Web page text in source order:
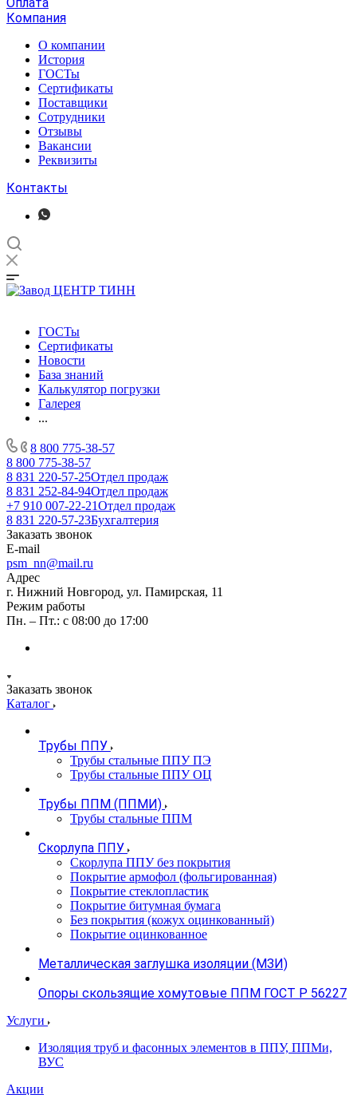
Компания
О компании
История
ГОСТы
Сертификаты
Поставщики
Сотрудники
Отзывы
Вакансии
Реквизиты
Контакты
ГОСТы
Сертификаты
Новости
База знаний
Калькулятор погрузки
Галерея
...
8 800 775-38-57
8 800 775-38-57
8 831 220-57-25Отдел продаж
8 831 252-84-94Отдел продаж
+7 910 007-22-21Отдел продаж
8 831 220-57-23Бухгалтерия
Заказать звонок
E-mail
psm_nn@mail.ru
Адрес
г. Нижний Новгород, ул. Памирская, 11
Режим работы
Пн. – Пт.: с 08:00 до 17:00
Заказать звонок
Каталог
Трубы ППУ
Трубы стальные ППУ ПЭ
Трубы стальные ППУ ОЦ
Трубы ППМ (ППМИ)
Трубы стальные ППМ
Скорлупа ППУ
Скорлупа ППУ без покрытия
Покрытие армофол (фольгированная)
Покрытие стеклопластик
Покрытие битумная бумага
Без покрытия (кожух оцинкованный)
Покрытие оцинкованное
Металлическая заглушка изоляции (МЗИ)
Опоры скользящие хомутовые ППМ ГОСТ Р 56227
Услуги
Изоляция труб и фасонных элементов в ППУ, ППМи,
ВУС
Акции